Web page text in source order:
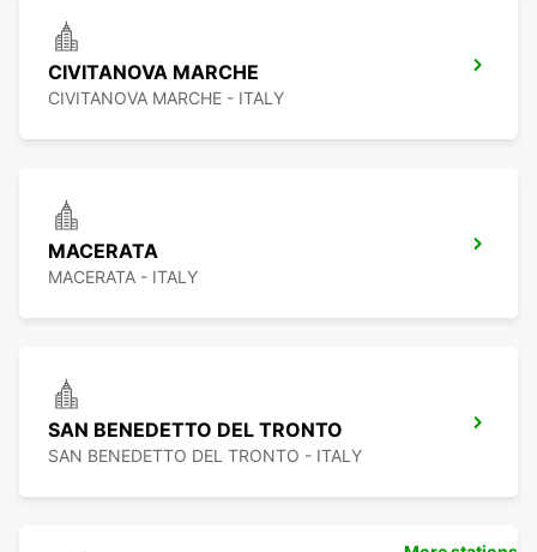
CIVITANOVA MARCHE
CIVITANOVA MARCHE - ITALY
MACERATA
MACERATA - ITALY
SAN BENEDETTO DEL TRONTO
SAN BENEDETTO DEL TRONTO - ITALY